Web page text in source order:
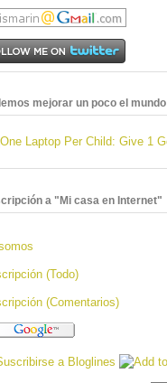
mejorar un poco el mundo
a "Mi casa en Internet"
(Todo)
(Comentarios)